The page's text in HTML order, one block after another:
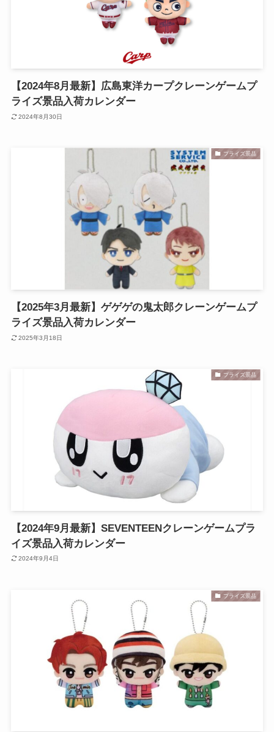
【2024年8月最新】広島東洋カープクレーンゲームプ
ライズ景品入荷カレンダー
2024年8月30日
プライズ景品
【2025年3月最新】ゲゲゲの鬼太郎クレーンゲームプ
ライズ景品入荷カレンダー
2025年3月18日
プライズ景品
【2024年9月最新】SEVENTEENクレーンゲームプラ
イズ景品入荷カレンダー
2024年9月4日
プライズ景品